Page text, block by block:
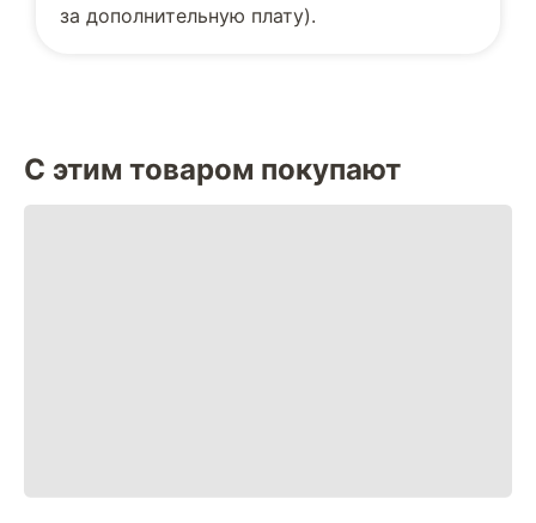
за дополнительную плату).
С этим товаром покупают